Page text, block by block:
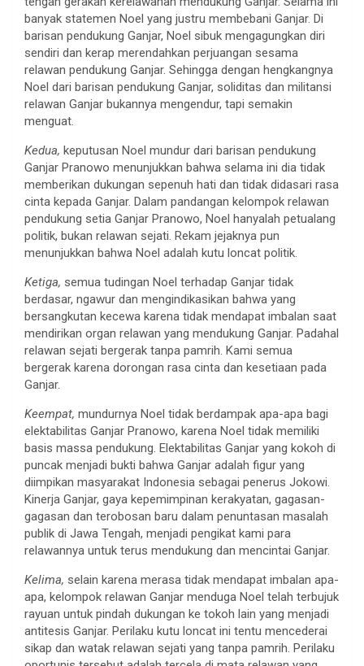
banyak statemen Noel yang justru membebani Ganjar. Di
barisan pendukung Ganjar, Noel sibuk mengagungkan diri
sendiri dan kerap merendahkan perjuangan sesama
relawan pendukung Ganjar. Sehingga dengan hengkangnya
Noel dari barisan pendukung Ganjar, soliditas dan militansi
relawan Ganjar bukannya mengendur, tapi semakin
menguat.
Kedua, keputusan Noel mundur dari barisan pendukung
Ganjar Pranowo menunjukkan bahwa selama ini dia tidak
memberikan dukungan sepenuh hati dan tidak didasari rasa
cinta kepada Ganjar. Dalam pandangan kelompok relawan
pendukung setia Ganjar Pranowo, Noel hanyalah petualang
politik, bukan relawan sejati. Rekam jejaknya pun
menunjukkan bahwa Noel adalah kutu loncat politik.
Ketiga, semua tudingan Noel terhadap Ganjar tidak
berdasar, ngawur dan mengindikasikan bahwa yang
bersangkutan kecewa karena tidak mendapat imbalan saat
mendirikan organ relawan yang mendukung Ganjar. Padahal
relawan sejati bergerak tanpa pamrih. Kami semua
bergerak karena dorongan rasa cinta dan kesetiaan pada
Ganjar.
Keempat, mundurnya Noel tidak berdampak apa-apa bagi
elektabilitas Ganjar Pranowo, karena Noel tidak memiliki
basis massa pendukung. Elektabilitas Ganjar yang kokoh di
puncak menjadi bukti bahwa Ganjar adalah figur yang
diimpikan masyarakat Indonesia sebagai penerus Jokowi.
Kinerja Ganjar, gaya kepemimpinan kerakyatan, gagasan-
gagasan dan terobosan baru dalam penuntasan masalah
publik di Jawa Tengah, menjadi pengikat kami para
relawannya untuk terus mendukung dan mencintai Ganjar.
Kelima, selain karena merasa tidak mendapat imbalan apa-
apa, kelompok relawan Ganjar menduga Noel telah terbujuk
rayuan untuk pindah dukungan ke tokoh lain yang menjadi
antitesis Ganjar. Perilaku kutu loncat ini tentu mencederai
sikap dan watak relawan sejati yang tanpa pamrih. Perilaku